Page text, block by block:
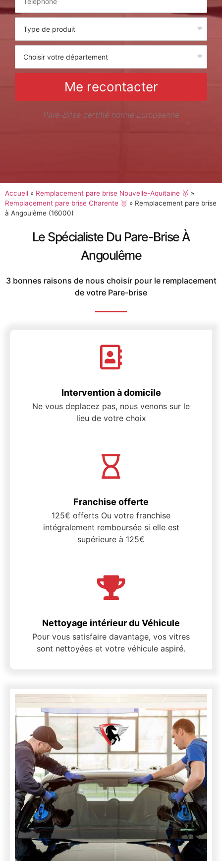
Me recontacter
Pare-Brise certifié norme Européenne
Accueil » Remplacement pare brise Nouvelle-Aquitaine 🥇 »
Remplacement pare brise Charente 🥇 » Remplacement pare brise
à Angoulême (16000)
Le Spécialiste Du Pare-Brise À
Angoulême
3 bonnes raisons de nous choisir pour le remplacement
de votre Pare-brise
Intervention à domicile
Ne vous deplacez pas, nous venons sur le
lieu de votre choix
Franchise offerte
125€ offerts Ou votre franchise
intégralement remboursée si elle est
supérieure à 125€
Nettoyage intérieur du Véhicule
Pour vous satisfaire davantage, vos vitres
sont nettoyées et votre véhicule aspiré.